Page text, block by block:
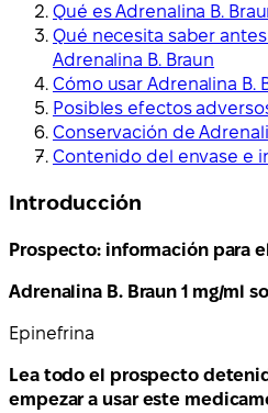
Qué es Adrenalina B.
Qué necesita saber
Adrenalina B. Braun
Cómo usar Adrenalina B.
Posibles efectos
Conservación de
Contenido del envase e
Introducción
Prospecto: información para
Adrenalina B. Braun 1 mg/ml
Epinefrina
Lea todo el prospecto
empezar a usar este